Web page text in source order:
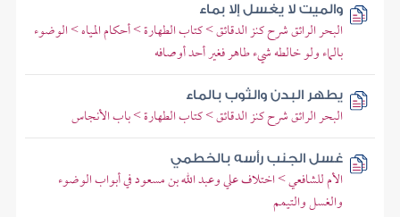
والميت لا يغسل إلا بماء
البحر الرائق شرح كنز الدقائق > كتاب الطهارة > أحكام المياه > الوضوء
بالماء ولو خالطه شيء طاهر فغير أحد أوصافه
يطهر البدن والثوب بالماء
البحر الرائق شرح كنز الدقائق > كتاب الطهارة > باب الأنجاس
غسل الجنب رأسه بالخطمي
الأم للشافعي > اختلاف علي وعبد الله بن مسعود في أبواب الوضوء
والغسل والتيمم